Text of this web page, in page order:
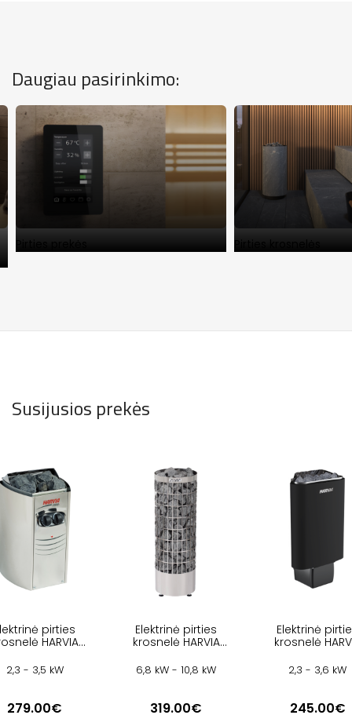
Daugiau pasirinkimo:
Pirties prekės Pirties krosnelės
Susijusios prekės
pirties
HARVIA
2,3 - 3,5 kW
279.00€
Elektrinė pirties
krosnelė HARVIA
6,8 kW - 10,8 kW
319.00€
Elektrinė
krosnelė
2,3 - 3,6 kW
245.00€